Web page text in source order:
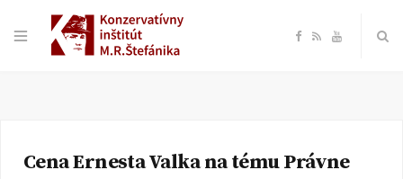
F
e
R Y
T
Cena Ernesta Valka na tému Právne